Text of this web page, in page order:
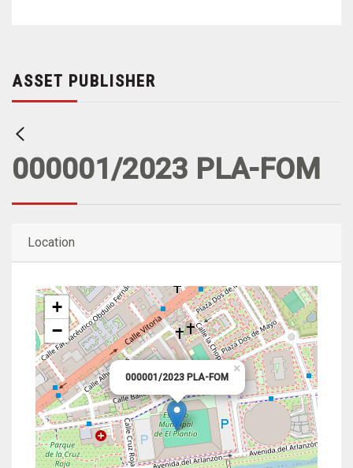
ASSET PUBLISHER
000001/2023 PLA-FOM
Location
000001/2023 PLA-FOM
×
+
−